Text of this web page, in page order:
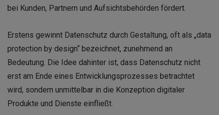
bei Kunden, Partnern und Aufsichtsbehörden fördert.
Erstens gewinnt Datenschutz durch Gestaltung, oft als „data
protection by design“ bezeichnet, zunehmend an
Bedeutung. Die Idee dahinter ist, dass Datenschutz nicht
erst am Ende eines Entwicklungsprozesses betrachtet
wird, sondern unmittelbar in die Konzeption digitaler
Produkte und Dienste einfließt.